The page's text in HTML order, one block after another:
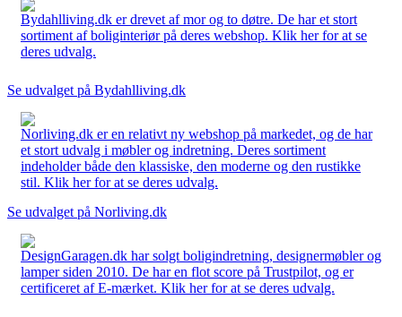
Bydahlliving.dk er drevet af mor og to døtre. De har et stort
sortiment af boliginteriør på deres webshop. Klik her for at se
deres udvalg.
Se udvalget på Bydahlliving.dk
Norliving.dk er en relativt ny webshop på markedet, og de har
et stort udvalg i møbler og indretning. Deres sortiment
indeholder både den klassiske, den moderne og den rustikke
stil. Klik her for at se deres udvalg.
Se udvalget på Norliving.dk
DesignGaragen.dk har solgt boligindretning, designermøbler og
lamper siden 2010. De har en flot score på Trustpilot, og er
certificeret af E-mærket. Klik her for at se deres udvalg.